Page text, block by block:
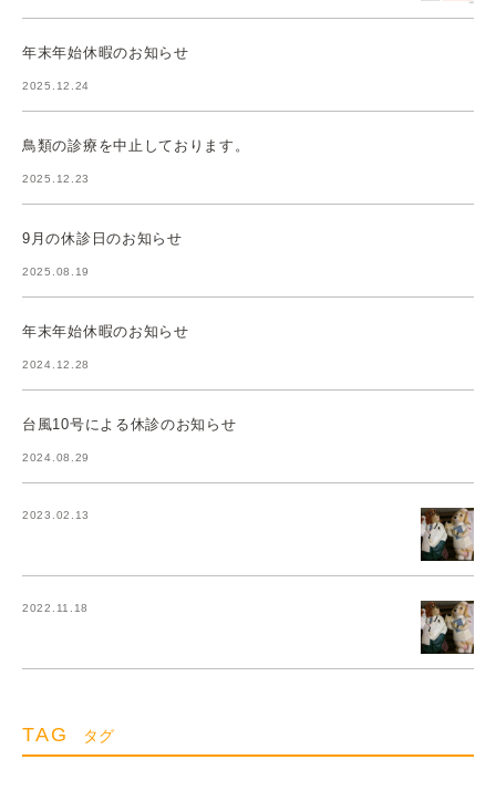
年末年始休暇のお知らせ
2025.12.24
鳥類の診療を中止しております。
2025.12.23
9月の休診日のお知らせ
2025.08.19
年末年始休暇のお知らせ
2024.12.28
台風10号による休診のお知らせ
2024.08.29
2023.02.13
2022.11.18
TAG タグ